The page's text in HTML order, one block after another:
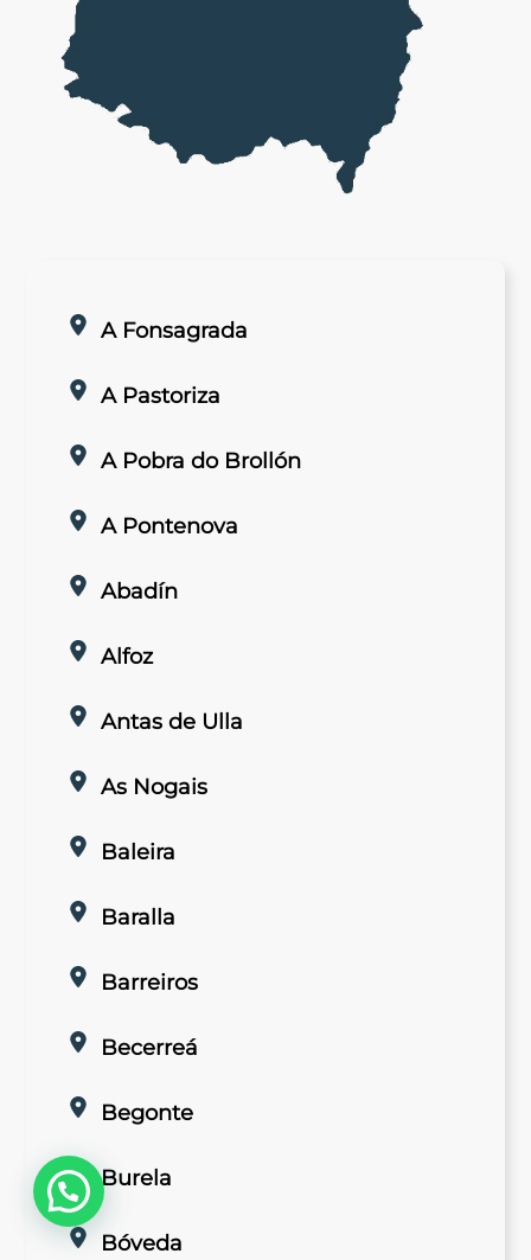
A Fonsagrada
A Pastoriza
A Pobra do Brollón
A Pontenova
Abadín
Alfoz
Antas de Ulla
As Nogais
Baleira
Baralla
Barreiros
Becerreá
Begonte
Burela
Bóveda